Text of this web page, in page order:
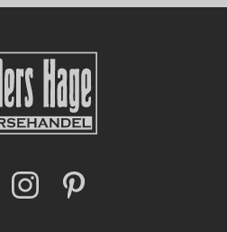
I
n